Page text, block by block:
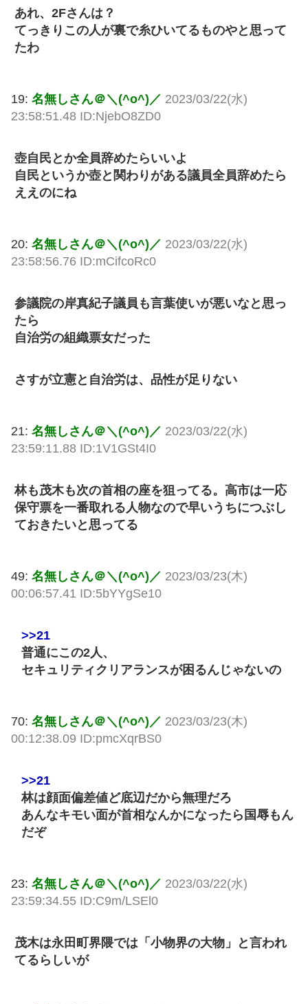
あれ、2Fさんは？
てっきりこの人が裏で糸ひいてるものやと思って
たわ
19: 名無しさん＠＼(^o^)／ 2023/03/22(水)
23:58:51.48 ID:NjebO8ZD0
壺自民とか全員辞めたらいいよ
自民というか壺と関わりがある議員全員辞めたら
ええのにね
20: 名無しさん＠＼(^o^)／ 2023/03/22(水)
23:58:56.76 ID:mCifcoRc0
参議院の岸真紀子議員も言葉使いが悪いなと思っ
たら
自治労の組織票女だった
さすが立憲と自治労は、品性が足りない
21: 名無しさん＠＼(^o^)／ 2023/03/22(水)
23:59:11.88 ID:1V1GSt4I0
林も茂木も次の首相の座を狙ってる。高市は一応
保守票を一番取れる人物なので早いうちにつぶし
ておきたいと思ってる
49: 名無しさん＠＼(^o^)／ 2023/03/23(木)
00:06:57.41 ID:5bYYgSe10
>>21
普通にこの2人、
セキュリティクリアランスが困るんじゃないの
70: 名無しさん＠＼(^o^)／ 2023/03/23(木)
00:12:38.09 ID:pmcXqrBS0
>>21
林は顔面偏差値ど底辺だから無理だろ
あんなキモい面が首相なんかになったら国辱もん
だぞ
23: 名無しさん＠＼(^o^)／ 2023/03/22(水)
23:59:34.55 ID:C9m/LSEl0
茂木は永田町界隈では「小物界の大物」と言われ
てるらしいが